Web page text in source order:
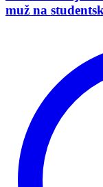
muž na